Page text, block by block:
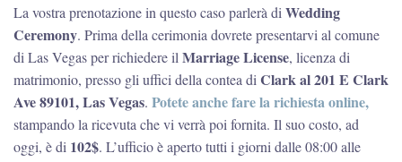
La vostra prenotazione in questo caso parlerà di Wedding
Ceremony. Prima della cerimonia dovrete presentarvi al comune
di Las Vegas per richiedere il Marriage License, licenza di
matrimonio, presso gli uffici della contea di Clark al 201 E Clark
Ave 89101, Las Vegas. Potete anche fare la richiesta online,
stampando la ricevuta che vi verrà poi fornita. Il suo costo, ad
oggi, è di 102$. L’ufficio è aperto tutti i giorni dalle 08:00 alle